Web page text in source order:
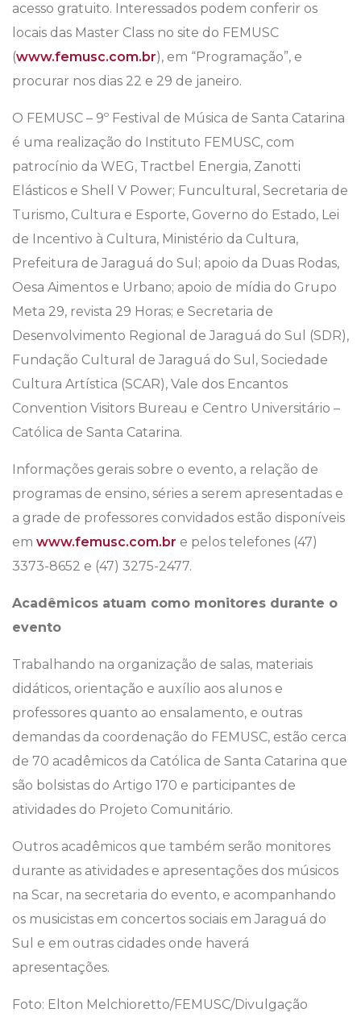
acesso gratuito. Interessados podem conferir os
locais das Master Class no site do FEMUSC
(www.femusc.com.br), em “Programação”, e
procurar nos dias 22 e 29 de janeiro.
O FEMUSC – 9º Festival de Música de Santa Catarina
é uma realização do Instituto FEMUSC, com
patrocínio da WEG, Tractbel Energia, Zanotti
Elásticos e Shell V Power; Funcultural, Secretaria de
Turismo, Cultura e Esporte, Governo do Estado, Lei
de Incentivo à Cultura, Ministério da Cultura,
Prefeitura de Jaraguá do Sul; apoio da Duas Rodas,
Oesa Aimentos e Urbano; apoio de mídia do Grupo
Meta 29, revista 29 Horas; e Secretaria de
Desenvolvimento Regional de Jaraguá do Sul (SDR),
Fundação Cultural de Jaraguá do Sul, Sociedade
Cultura Artística (SCAR), Vale dos Encantos
Convention Visitors Bureau e Centro Universitário –
Católica de Santa Catarina.
Informações gerais sobre o evento, a relação de
programas de ensino, séries a serem apresentadas e
a grade de professores convidados estão disponíveis
em www.femusc.com.br e pelos telefones (47)
3373-8652 e (47) 3275-2477.
Acadêmicos atuam como monitores durante o
evento
Trabalhando na organização de salas, materiais
didáticos, orientação e auxílio aos alunos e
professores quanto ao ensalamento, e outras
demandas da coordenação do FEMUSC, estão cerca
de 70 acadêmicos da Católica de Santa Catarina que
são bolsistas do Artigo 170 e participantes de
atividades do Projeto Comunitário.
Outros acadêmicos que também serão monitores
durante as atividades e apresentações dos músicos
na Scar, na secretaria do evento, e acompanhando
os musicistas em concertos sociais em Jaraguá do
Sul e em outras cidades onde haverá
apresentações.
Foto: Elton Melchioretto/FEMUSC/Divulgação